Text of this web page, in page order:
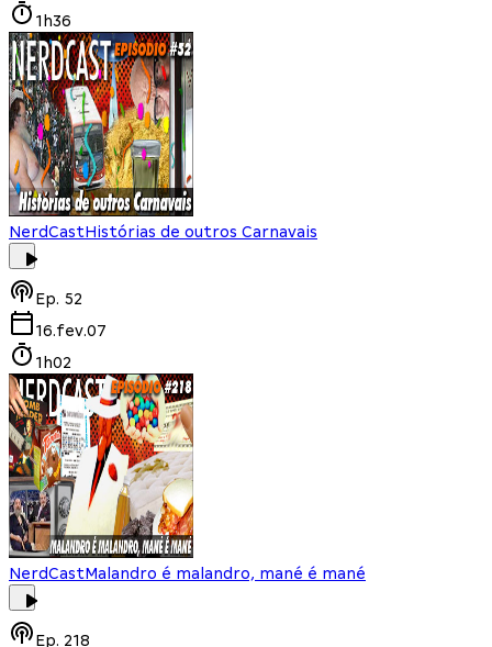
1h36
NerdCastHistórias de outros Carnavais
Ep. 52
16.fev.07
1h02
NerdCastMalandro é malandro, mané é mané
Ep. 218